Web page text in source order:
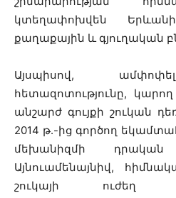
կտեղափոխվեն
քաղաքային և գյուղական
Այսպիսով,
հետազոտությունը,
անշարժ գույքի շուկան
2014 թ.-ից գործող
մեխանիզմի դրական
Այնուամենայնիվ,
շուկայի ուժեղ